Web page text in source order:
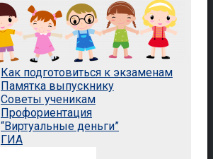
Как подготовиться к экзаменам
Памятка выпускнику
Советы ученикам
Профориентация
“Виртуальные деньги”
ГИА